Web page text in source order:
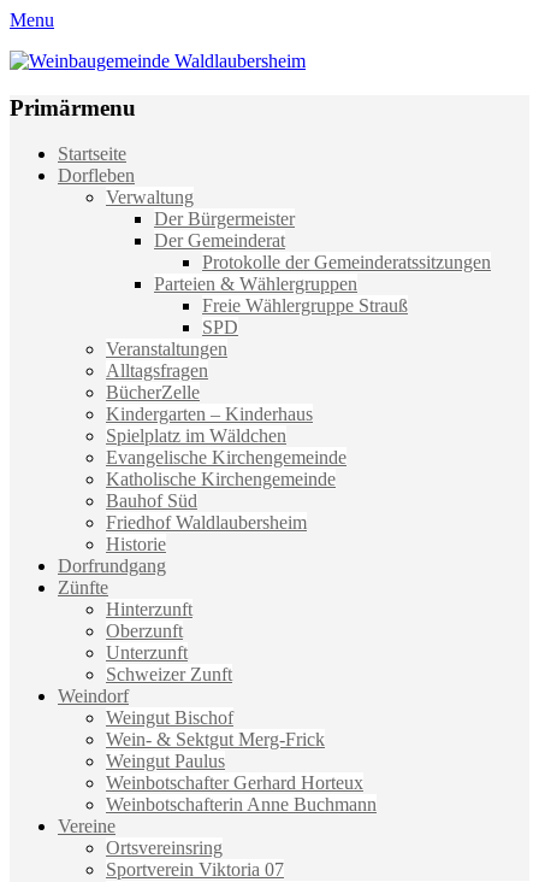
Menu
Weinbaugemeinde Waldlaubersheim
Primärmenu
Weiter
zum
Startseite
Dorfleben
Verwaltung
Der Bürgermeister
Der Gemeinderat
Protokolle der Gemeinderatssitzungen
Parteien & Wählergruppen
Freie Wählergruppe Strauß
SPD
Veranstaltungen
Alltagsfragen
BücherZelle
Kindergarten – Kinderhaus
Spielplatz im Wäldchen
Evangelische Kirchengemeinde
Katholische Kirchengemeinde
Bauhof Süd
Friedhof Waldlaubersheim
Historie
Dorfrundgang
Zünfte
Hinterzunft
Oberzunft
Unterzunft
Schweizer Zunft
Weindorf
Weingut Bischof
Wein- & Sektgut Merg-Frick
Weingut Paulus
Weinbotschafter Gerhard Horteux
Weinbotschafterin Anne Buchmann
Vereine
Ortsvereinsring
Sportverein Viktoria 07